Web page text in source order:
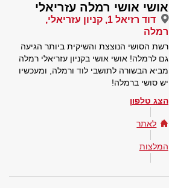
אושי אושי רמלה עזריאלי
דוד רזיאל 1, קניון עזריאלי,
רמלה
רשת הסושי הנוצצת והשיקית ביותר הגיעה
גם לרמלה! אושי אושי בקניון עזריאלי רמלה
מביא הבשורה לתושבי לוד ורמלה, ומעכשיו
יש סושי ברמלה!
הצג טלפון
לאתר
המלצות